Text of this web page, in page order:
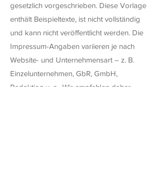
gesetzlich vorgeschrieben. Diese Vorlage
enthält Beispieltexte, ist nicht vollständig
und kann nicht veröffentlicht werden. Die
Impressum-Angaben variieren je nach
Website- und Unternehmensart – z. B.
Einzelunternehmen, GbR, GmbH,
Redaktion u. a.. Wir empfehlen daher,